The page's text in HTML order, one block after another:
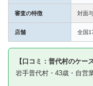
審査の特徴 対面
店舗 全国
【口コミ：普代村のケー
岩手普代村・43歳・自営